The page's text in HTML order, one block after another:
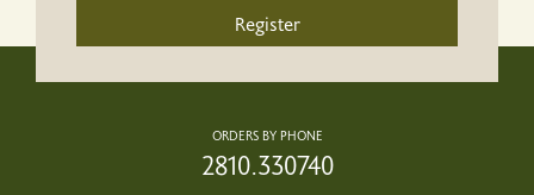
Register
ORDERS BY PHONE
2810.330740